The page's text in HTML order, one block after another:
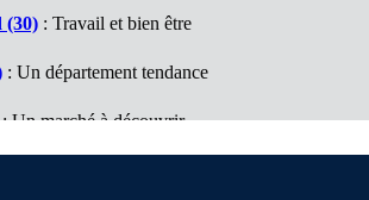
(30) : Travail et bien être
: Un département tendance
Un marché à découvrir